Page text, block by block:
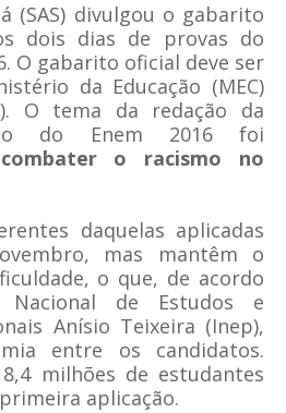
(SAS) divulgou o gabarito
dois dias de provas do
O gabarito oficial deve ser
da Educação (MEC)
O tema da redação da
do Enem 2016 foi
o racismo no
daquelas aplicadas
mas mantêm o
o que, de acordo
de Estudos e
Anísio Teixeira (Inep),
entre os candidatos.
milhões de estudantes
aplicação.